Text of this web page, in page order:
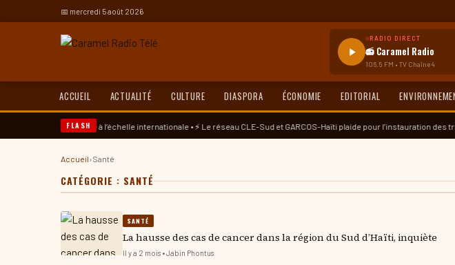
📅 mercredi 5 août 2026
RADIO DIRECT
📻 Caramel Radio
106.5 FM • TV Chaîne 4
ACCUEIL ACTUALITÉ CULTURE DIASPORA ÉCONOMIE EDITORIAL
FLASH
doctorale à l’échelle internationale • ⚡ Le réseau CLE-Sud et GARCOS-Haïti plaide pour l’instauration des
Accueil›Santé
CATÉGORIE : SANTÉ
SANTÉ
La hausse des cas de cancer dans la région du Sud d’Haïti, inquiète
Il y a 2 mois • Jabin Phontus